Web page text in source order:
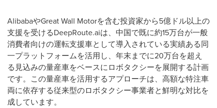
AlibabaやGreat Wall Motorを含む投資家から5億ドル以上の
支援を受けるDeepRoute.aiは、中国で既に約15万台が一般
消費者向けの運転支援車として導入されている実績ある同
一プラットフォームを活用し、年末までに20万台を超え
る見込みの量産車をベースにロボタクシーを展開する計画
です。この量産車を活用するアプローチは、高額な特注車
両に依存する従来型のロボタクシー事業者と鮮明な対比を
成しています。